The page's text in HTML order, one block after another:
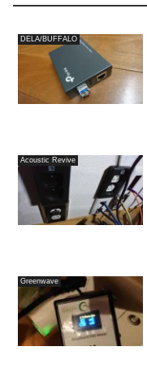
DELA/BUFFALO
Acoustic Revive
Greenwave